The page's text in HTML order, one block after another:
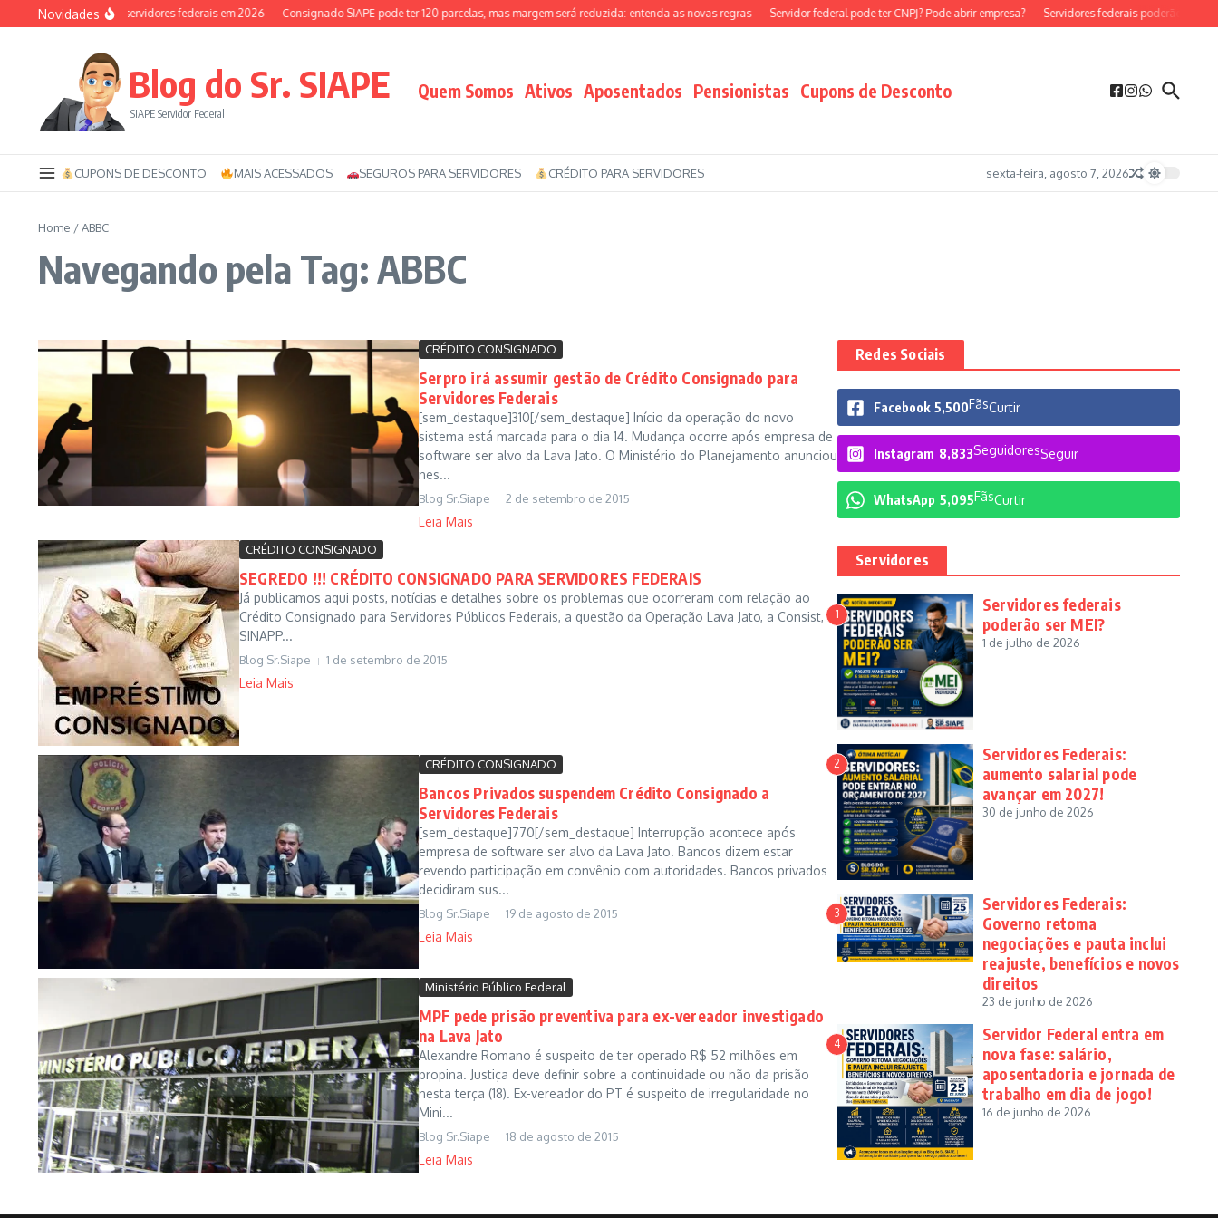
Ir para o conteúdo
Novidades
Auxílio-saúde dos servidores federais em 2026 Consignado SIAPE pode ter 120 parcelas, mas margem será reduzida: entenda as novas regras Servidor federal pode ter CNPJ? Pode abrir empresa? Servidores federais poderão ser MEI?
Blog do Sr. SIAPE
SIAPE Servidor Federal
Quem Somos Ativos Aposentados Pensionistas Cupons de Desconto
CUPONS DE DESCONTO MAIS ACESSADOS SEGUROS PARA SERVIDORES CRÉDITO PARA SERVIDORES sexta-feira, agosto 7, 2026
Home /ABBC
Navegando pela Tag: ABBC
CRÉDITO CONSIGNADO
Serpro irá assumir gestão de Crédito Consignado para
Servidores Federais
[sem_destaque]310[/sem_destaque] Início da operação do novo
sistema está marcada para o dia 14. Mudança ocorre após empresa de
software ser alvo da Lava Jato. O Ministério do Planejamento anunciou
nes...
Blog Sr.Siape 2 de setembro de 2015
Leia Mais
CRÉDITO CONSIGNADO
SEGREDO !!! CRÉDITO CONSIGNADO PARA SERVIDORES FEDERAIS
Já publicamos aqui posts, notícias e detalhes sobre os problemas que ocorreram com relação ao
Crédito Consignado para Servidores Públicos Federais, a questão da Operação Lava Jato, a Consist, o
SINAPP...
Blog Sr.Siape 1 de setembro de 2015
Leia Mais
CRÉDITO CONSIGNADO
Bancos Privados suspendem Crédito Consignado a
Servidores Federais
[sem_destaque]770[/sem_destaque] Interrupção acontece após
empresa de software ser alvo da Lava Jato. Bancos dizem estar
revendo participação em convênio com autoridades. Bancos privados
decidiram sus...
Blog Sr.Siape 19 de agosto de 2015
Leia Mais
Ministério Público Federal
MPF pede prisão preventiva para ex-vereador investigado
na Lava Jato
Alexandre Romano é suspeito de ter operado R$ 52 milhões em
propina. Justiça deve definir sobre a continuidade ou não da prisão
nesta terça (18). Ex-vereador do PT é suspeito de irregularidade no
Mini...
Blog Sr.Siape 18 de agosto de 2015
Leia Mais
Redes Sociais
Facebook 5,500FãsCurtir
Instagram 8,833SeguidoresSeguir
WhatsApp 5,095FãsCurtir
Servidores
1
Servidores federais
poderão ser MEI?
1 de julho de 2026
2
Servidores Federais:
aumento salarial pode
avançar em 2027!
30 de junho de 2026
3
Servidores Federais:
Governo retoma
negociações e pauta inclui
reajuste, benefícios e novos
direitos
23 de junho de 2026
4
Servidor Federal entra em
nova fase: salário,
aposentadoria e jornada de
trabalho em dia de jogo!
16 de junho de 2026